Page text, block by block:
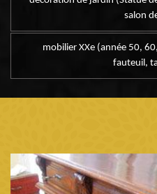
salon
mobilier XXe (année 50,
fauteuil,